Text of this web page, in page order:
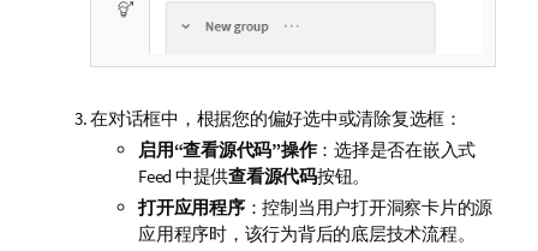
在对话框中，根据您的偏好选中或清除复选框：
启用“查看源代码”操作：选择是否在嵌入式
Feed 中提供查看源代码按钮。
打开应用程序：控制当用户打开洞察卡片的源
应用程序时，该行为背后的底层技术流程。